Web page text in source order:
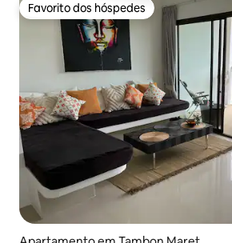
Favorito dos hóspedes
Favorito dos hóspedes